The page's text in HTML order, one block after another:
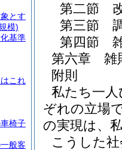
第二節
第三節
第四節
第六章
雑
附則
私たち一
ぞれの立場
の実現は、
こうした
とす
模)
基準
これ
椅子
般客